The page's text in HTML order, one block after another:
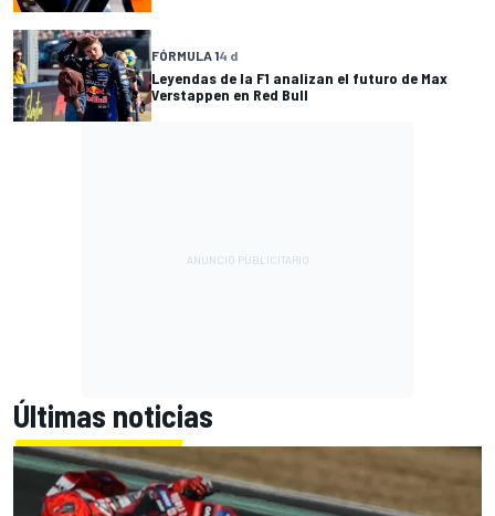
FÓRMULA 14 d
Leyendas de la F1 analizan el futuro de Max
Verstappen en Red Bull
Últimas noticias